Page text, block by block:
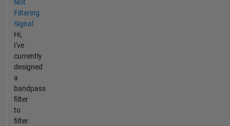
Not
Filtering
Signal
Hi,
I've
currently
designed
a
bandpass
filter
to
filter